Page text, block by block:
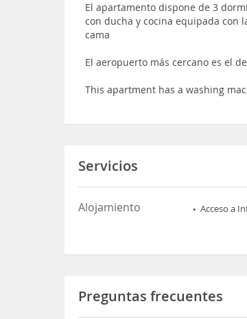
El apartamento dispone de 3
con ducha y cocina equipada con
cama
El aeropuerto más cercano es el
This apartment has a washing
Servicios
Alojamiento Acceso a
Preguntas frecuentes